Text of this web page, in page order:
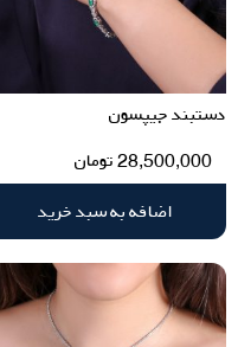
دستبند جیپسون
28,500,000تومان
اضافه به سبد خرید